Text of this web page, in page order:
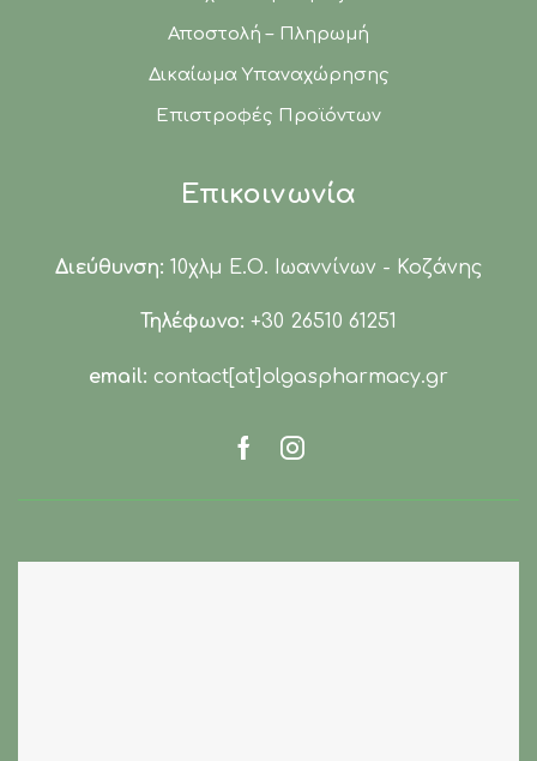
Αποστολή – Πληρωμή
Δικαίωμα Υπαναχώρησης
Επιστροφές Προϊόντων
Επικοινωνία
Διεύθυνση: 10χλμ Ε.Ο. Ιωαννίνων - Κοζάνης
Τηλέφωνο: +30 26510 61251
email: contact[at]olgaspharmacy.gr
Facebook
Instagram